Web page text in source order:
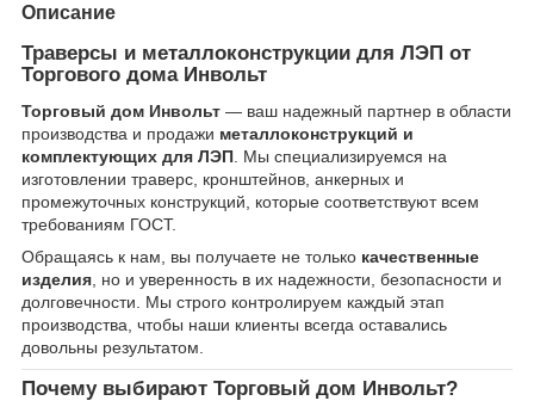
Описание
Траверсы и металлоконструкции для ЛЭП от
Торгового дома Инвольт
Торговый дом Инвольт — ваш надежный партнер в области
производства и продажи металлоконструкций и
комплектующих для ЛЭП . Мы специализируемся на
изготовлении траверс, кронштейнов, анкерных и
промежуточных конструкций, которые соответствуют всем
требованиям ГОСТ.
Обращаясь к нам, вы получаете не только качественные
изделия , но и уверенность в их надежности, безопасности и
долговечности. Мы строго контролируем каждый этап
производства, чтобы наши клиенты всегда оставались
довольны результатом.
Почему выбирают Торговый дом Инвольт?